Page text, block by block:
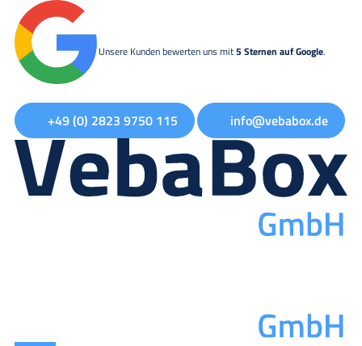
Unsere Kunden bewerten uns mit5 Sternen auf Google.
+49 (0) 2823 9750 115 info@vebabox.de